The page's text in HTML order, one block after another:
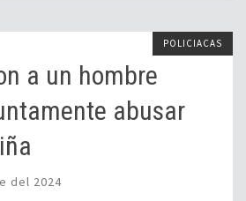
POLICIACAS
a un hombre
abusar
del 2024